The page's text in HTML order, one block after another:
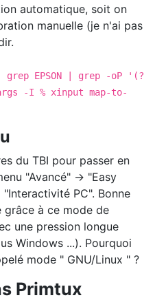
automatique, soit on
manuelle (je n'ai pas
EPSON | grep -oP '(?
-I % xinput map-to-
du TBI pour passer en
"Avancé" → "Easy
PC". Bonne
grâce à ce mode de
une pression longue
Windows ...). Pourquoi
mode " GNU/Linux " ?
Primtux